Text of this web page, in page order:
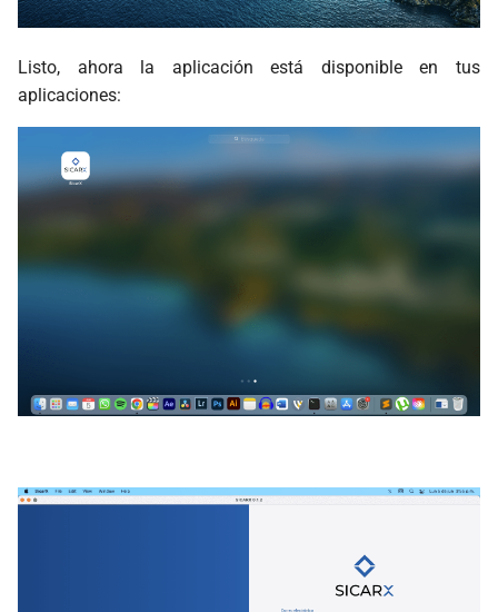
Listo, ahora la aplicación está disponible en tus
aplicaciones: